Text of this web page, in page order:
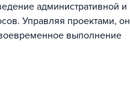
административной и
Управляя проектами, он
выполнение